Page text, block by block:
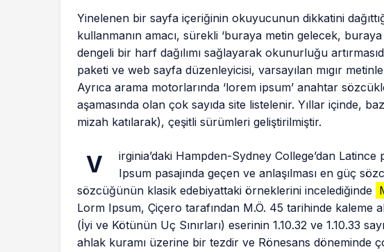
Yinelenen bir sayfa içeriğinin okuyucunun dikkatini
kullanmanın amacı, sürekli ‘buraya metin gelecek,
dengeli bir harf dağılımı sağlayarak okunurluğu
paketi ve web sayfa düzenleyicisi, varsayılan mıgır
Ayrıca arama motorlarında ‘lorem ipsum’ anahtar
aşamasında olan çok sayıda site listelenir. Yıllar içinde,
mizah katılarak), çeşitli sürümleri geliştirilmiştir.
V
irginia’daki Hampden-Sydney College’dan
Ipsum pasajında geçen ve anlaşılması en güç
sözcüğünün klasik edebiyattaki örneklerini incelediğinde
Lorm Ipsum, Çiçero tarafından M.Ö. 45 tarihinde kaleme
(İyi ve Kötünün Uç Sınırları) eserinin 1.10.32 ve 1.10.33
ahlak kuramı üzerine bir tezdir ve Rönesans döneminde